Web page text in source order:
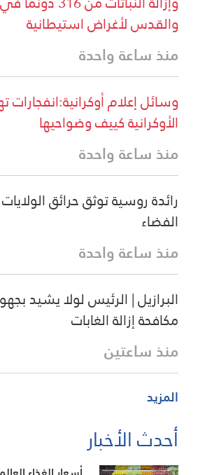
والقدس لأغراض استيطانية
منذ ساعة واحدة
وسائل إعلام أوكرانية:انفجارات
الأوكرانية كييف وضواحيها
منذ ساعة واحدة
رائدة روسية توثق حرائق
الفضاء
منذ ساعة واحدة
البرازيل | الرئيس لولا يشيد
مكافحة إزالة الغابات
منذ ساعتين
المزيد
أحدث الأخبار